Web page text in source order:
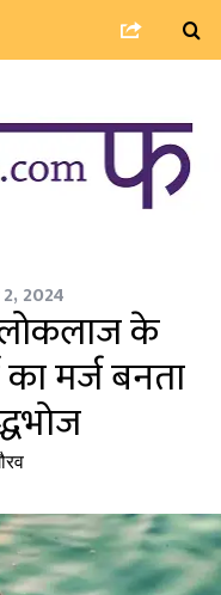
2024
लोकलाज के
मर्ज बनता